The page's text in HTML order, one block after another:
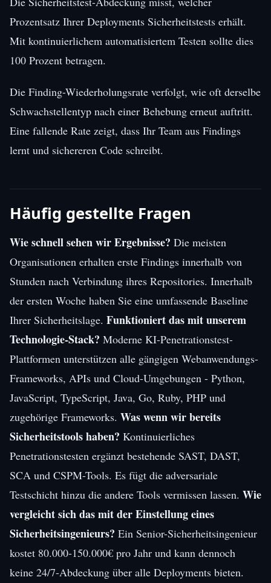
Prozentsatz Ihrer Deployments Sicherheitstests erhält.
Mit kontinuierlichem automatisiertem Testen sollte dies
100 Prozent betragen.
Die Finding-Wiederholungsrate verfolgt, wie oft derselbe
Schwachstellentyp nach einer Behebung erneut auftritt.
Eine fallende Rate zeigt, dass Ihr Team aus Findings
lernt und sichereren Code schreibt.
Häufig gestellte Fragen
Wie schnell sehen wir Ergebnisse? Die meisten
Organisationen erhalten erste Findings innerhalb von
Stunden nach Verbindung ihres Repositories. Innerhalb
der ersten Woche haben Sie eine umfassende Baseline
Ihrer Sicherheitslage. Funktioniert das mit unserem
Technologie-Stack? Moderne KI-Penetrationstest-
Plattformen unterstützen alle gängigen Webanwendungs-
Frameworks, APIs und Cloud-Umgebungen - Python,
JavaScript, TypeScript, Java, Go, Ruby, PHP und
zugehörige Frameworks. Was wenn wir bereits
Sicherheitstools haben? Kontinuierliches
Penetrationstesten ergänzt bestehende SAST, DAST,
SCA und CSPM-Tools. Es fügt die adversariale
Testschicht hinzu die andere Tools vermissen lassen. Wie
vergleicht sich das mit der Einstellung eines
Sicherheitsingenieurs? Ein Senior-Sicherheitsingenieur
kostet 80.000-150.000€ pro Jahr und kann dennoch
keine 24/7-Abdeckung über alle Deployments bieten.